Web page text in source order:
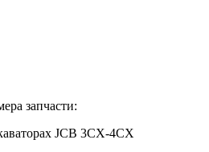
запчасти:
JCB 3CX-4CX